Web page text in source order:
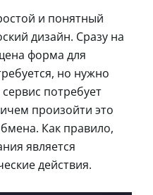
и понятный
дизайн. Сразу на
форма для
но нужно
потребует
произойти это
Как правило,
является
действия.